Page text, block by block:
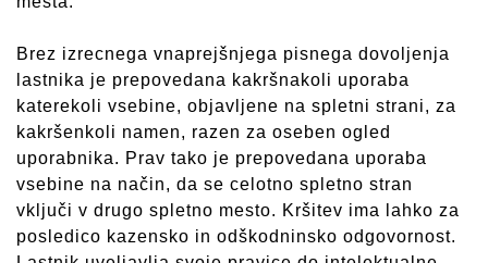
Brez izrecnega vnaprejšnjega pisnega dovoljenja
lastnika je prepovedana kakršnakoli uporaba
katerekoli vsebine, objavljene na spletni strani, za
kakršenkoli namen, razen za oseben ogled
uporabnika. Prav tako je prepovedana uporaba
vsebine na način, da se celotno spletno stran
vključi v drugo spletno mesto. Kršitev ima lahko za
posledico kazensko in odškodninsko odgovornost.